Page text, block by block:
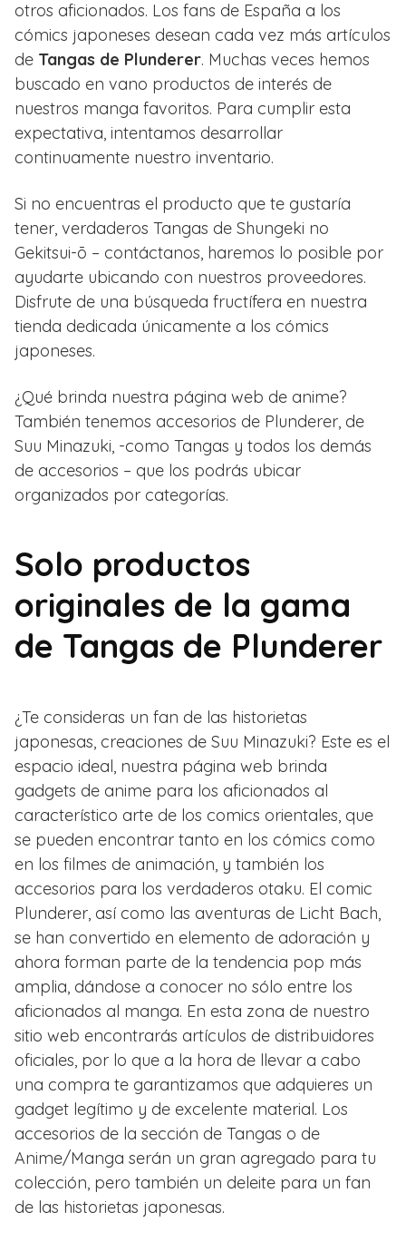
otros aficionados. Los fans de España a los
cómics japoneses desean cada vez más artículos
de Tangas de Plunderer. Muchas veces hemos
buscado en vano productos de interés de
nuestros manga favoritos. Para cumplir esta
expectativa, intentamos desarrollar
continuamente nuestro inventario.
Si no encuentras el producto que te gustaría
tener, verdaderos Tangas de Shungeki no
Gekitsui-ō – contáctanos, haremos lo posible por
ayudarte ubicando con nuestros proveedores.
Disfrute de una búsqueda fructífera en nuestra
tienda dedicada únicamente a los cómics
japoneses.
¿Qué brinda nuestra página web de anime?
También tenemos accesorios de Plunderer, de
Suu Minazuki, -como Tangas y todos los demás
de accesorios – que los podrás ubicar
organizados por categorías.
Solo productos
originales de la gama
de Tangas de Plunderer
¿Te consideras un fan de las historietas
japonesas, creaciones de Suu Minazuki? Este es el
espacio ideal, nuestra página web brinda
gadgets de anime para los aficionados al
característico arte de los comics orientales, que
se pueden encontrar tanto en los cómics como
en los filmes de animación, y también los
accesorios para los verdaderos otaku. El comic
Plunderer, así como las aventuras de Licht Bach,
se han convertido en elemento de adoración y
ahora forman parte de la tendencia pop más
amplia, dándose a conocer no sólo entre los
aficionados al manga. En esta zona de nuestro
sitio web encontrarás artículos de distribuidores
oficiales, por lo que a la hora de llevar a cabo
una compra te garantizamos que adquieres un
gadget legítimo y de excelente material. Los
accesorios de la sección de Tangas o de
Anime/Manga serán un gran agregado para tu
colección, pero también un deleite para un fan
de las historietas japonesas.